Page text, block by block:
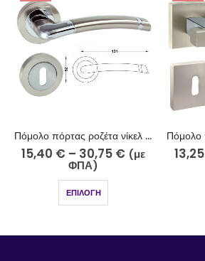
Πόμολο πόρτας ροζέτα νίκελ ματ χρώμιο 251-10-5/2
15,40 € – 30,75 € (με
ΦΠΑ)
ΕΠΙΛΟΓΉ
13,25